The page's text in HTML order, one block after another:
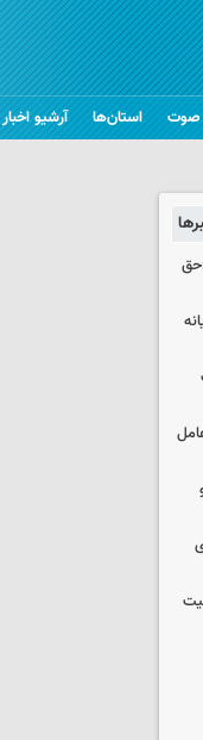
صوت استان‌ها آرشیو اخبار